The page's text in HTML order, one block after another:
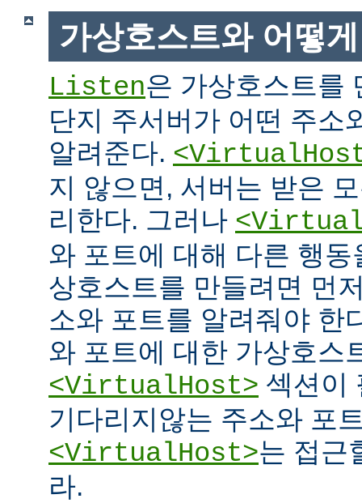
가상호스트와 어떻
Listen은 가상호스트를
단지 주서버가 어떤 주소
알려준다.
지 않으면, 서버는 받은
리한다. 그러나
와 포트에 대해 다른 행
상호스트를 만들려면 먼
소와 포트를 알려줘야 한
와 포트에 대한 가상호스
<VirtualHost> 섹션이
기다리지않는 주소와 포
<VirtualHost>는 접근
라.